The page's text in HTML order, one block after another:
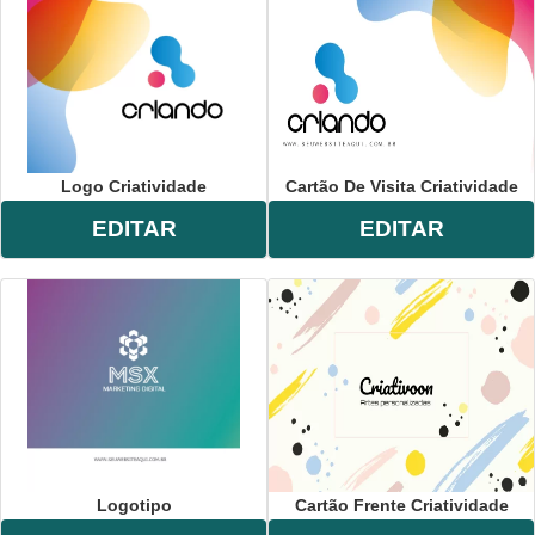
Logo Criatividade
EDITAR
Cartão De Visita Criatividade
EDITAR
Logotipo Cartão Frente Criatividade